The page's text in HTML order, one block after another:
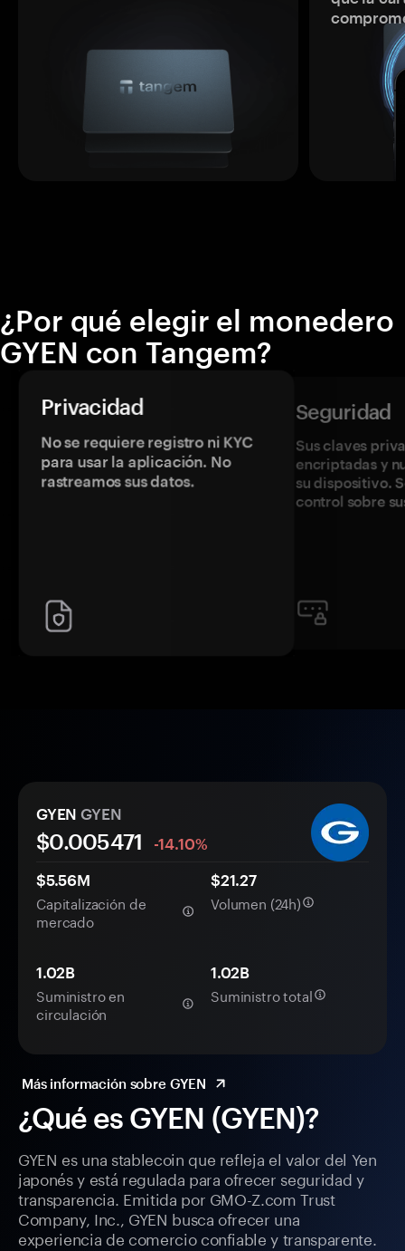
¿Por qué elegir el monedero
GYEN con Tangem?
Privacidad
No se requiere registro ni KYC
para usar la aplicación. No
rastreamos sus datos.
Seguridad
Sus claves
encriptadas y
su dispositivo.
control sobre
¿Qué es GYEN (GYEN)?
GYEN es una stablecoin que refleja el valor del Yen
japonés y está regulada para ofrecer seguridad y
transparencia. Emitida por GMO-Z.com Trust
Company, Inc., GYEN busca ofrecer una
experiencia de comercio confiable y transparente.
GYEN GYEN
$0.005471
-14.10%
$5.56M
Capitalización de
mercado
$21.27
Volumen (24h)
1.02B
Suministro en
circulación
1.02B
Suministro total
Más información sobre GYEN